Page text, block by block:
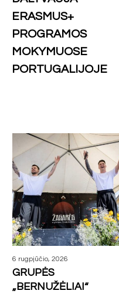
ERASMUS+
PROGRAMOS
MOKYMUOSE
PORTUGALIJOJE
More posts
6 rugpjūčio, 2026
GRUPĖS
„BERNUŽĖLIAI“